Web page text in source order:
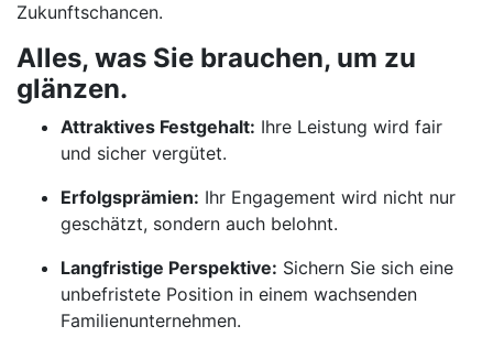
Zukunftschancen.
Alles, was Sie brauchen, um zu
glänzen.
Attraktives Festgehalt: Ihre Leistung wird fair
und sicher vergütet.
Erfolgsprämien: Ihr Engagement wird nicht nur
geschätzt, sondern auch belohnt.
Langfristige Perspektive: Sichern Sie sich eine
unbefristete Position in einem wachsenden
Familienunternehmen.